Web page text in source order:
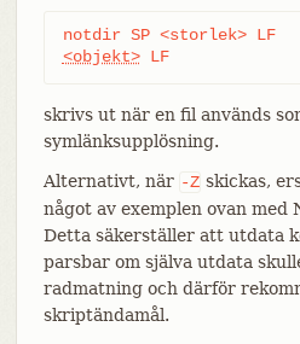
notdir SP <storlek> LF
<objekt> LF
skrivs ut när en fil används
symlänksupplösning.
Alternativt, när -Z skickas,
något av exemplen ovan med
Detta säkerställer att utdata
parsbar om själva utdata
radmatning och därför
skriptändamål.